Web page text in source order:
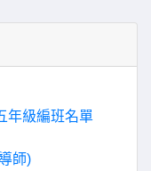
年級編班名單
師)